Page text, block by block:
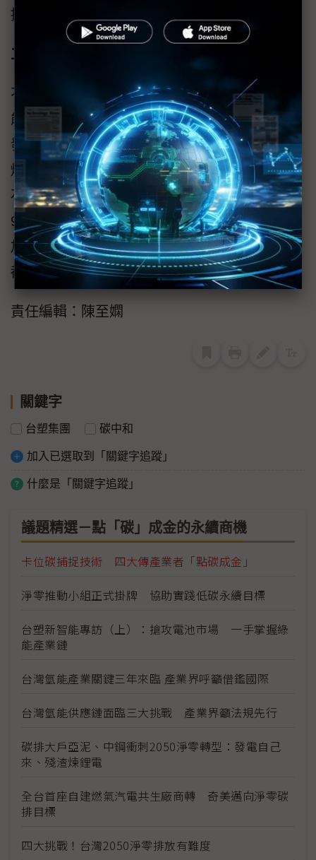
提供製程技術支援。
工研院與產業合作碳捕捉應用
不僅產業積極推動碳捕捉，工研院也在經濟部
能源局支持下，開發碳捕捉技術，工研院日前
發表「鈣基碳捕獲純氧鍛燒技術」，利用純氧
燃燒代替原本的空氣燃燒，進行產業水泥窯或
石灰窯製程直接碳捕獲，讓二氧化碳濃度大於
90%，可應用於排碳大戶直接進行碳捕獲，並
加以再利用或封存，目前與台泥、中鋼的公司
都有相關合作。
責任編輯：陳至嫻
關鍵字
台塑集團 碳中和
加入已選取到「關鍵字追蹤」
什麼是「關鍵字追蹤」
議題精選－點「碳」成金的永續商機
卡位碳捕捉技術 四大傳產業者「點碳成金」
淨零推動小組正式掛牌 協助實踐低碳永續目標
台塑新智能專訪（上）：搶攻電池市場 一手掌握綠
能產業鏈
台灣氫能產業關鍵三年來臨 產業界呼籲借鑑國際
台灣氫能供應鏈面臨三大挑戰 產業界籲法規先行
碳排大戶亞泥、中鋼衝刺2050淨零轉型：發電自己
來、殘渣煉鋰電
全台首座自建燃氣汽電共生廠商轉 奇美邁向淨零碳
排目標
四大挑戰！台灣2050淨零排放有難度